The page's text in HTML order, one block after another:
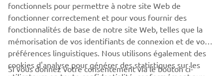
ENVOYER
fonctionnels pour permettre à notre site Web de
fonctionner correctement et pour vous fournir des
fonctionnalités de base de notre site Web, telles que la
mémorisation de vos identifiants de connexion et de vos
préférences linguistiques. Nous utilisons également des
cookies d'analyse pour générer des statistiques sur les
Si vous donnez votre consentement via le bouton ci-